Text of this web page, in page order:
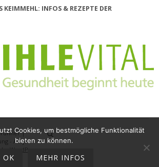
KEIMMEHL: INFOS & REZEPTE DER
|
- Antje
WordPress
Cookies, um bestmögliche Funktionalität
bieten zu können.
OK MEHR INFOS